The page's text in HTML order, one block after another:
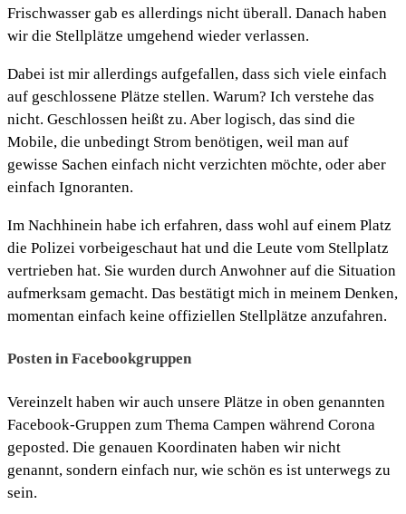
Frischwasser gab es allerdings nicht überall. Danach haben
wir die Stellplätze umgehend wieder verlassen.
Dabei ist mir allerdings aufgefallen, dass sich viele einfach
auf geschlossene Plätze stellen. Warum? Ich verstehe das
nicht. Geschlossen heißt zu. Aber logisch, das sind die
Mobile, die unbedingt Strom benötigen, weil man auf
gewisse Sachen einfach nicht verzichten möchte, oder aber
einfach Ignoranten.
Im Nachhinein habe ich erfahren, dass wohl auf einem Platz
die Polizei vorbeigeschaut hat und die Leute vom Stellplatz
vertrieben hat. Sie wurden durch Anwohner auf die Situation
aufmerksam gemacht. Das bestätigt mich in meinem Denken,
momentan einfach keine offiziellen Stellplätze anzufahren.
Posten in Facebookgruppen
Vereinzelt haben wir auch unsere Plätze in oben genannten
Facebook-Gruppen zum Thema Campen während Corona
geposted. Die genauen Koordinaten haben wir nicht
genannt, sondern einfach nur, wie schön es ist unterwegs zu
sein.